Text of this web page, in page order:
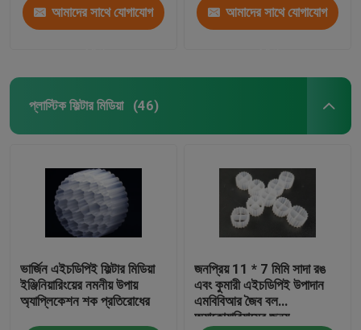
আমাদের সাথে যোগাযোগ আমাদের সাথে যোগাযোগ
প্লাস্টিক ফিল্টার মিডিয়া (46)
ভার্জিন এইচডিপিই ফিল্টার মিডিয়া
ইঞ্জিনিয়ারিংয়ের নমনীয় উপায়
অ্যাপ্লিকেশন শক প্রতিরোধের
জনপ্রিয় 11 * 7 মিমি সাদা রঙ
এবং কুমারী এইচডিপিই উপাদান
এমবিবিআর জৈব বল
অ্যাকোয়ারিয়ামের জন্য